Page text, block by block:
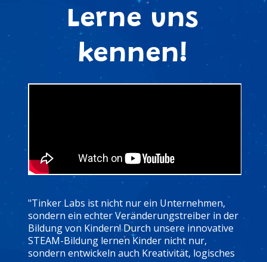
Lerne uns
kennen!
"Tinker Labs ist nicht nur ein Unternehmen,
sondern ein echter Veränderungstreiber in der
Bildung von Kindern! Durch unsere innovative
STEAM-Bildung lernen Kinder nicht nur,
sondern entwickeln auch Kreativität, logisches